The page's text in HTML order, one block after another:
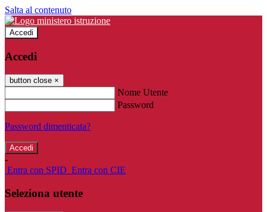
Salta al contenuto
Accedi
Accedi
button close ×
Nome Utente
Password
Password dimenticata?
-
Entra con SPID Entra con CIE
Seleziona utente